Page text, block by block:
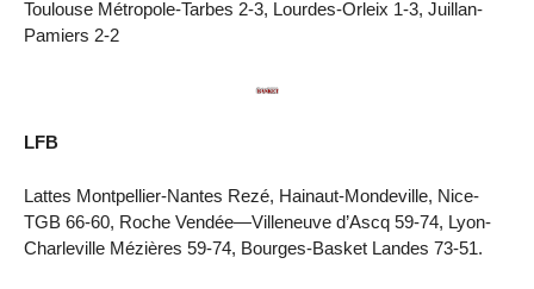
Toulouse Métropole-Tarbes 2-3, Lourdes-Orleix 1-3, Juillan-
Pamiers 2-2
LFB
Lattes Montpellier-Nantes Rezé, Hainaut-Mondeville, Nice-
TGB 66-60, Roche Vendée—Villeneuve d’Ascq 59-74, Lyon-
Charleville Mézières 59-74, Bourges-Basket Landes 73-51.